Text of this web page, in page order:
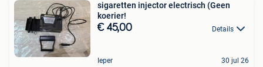
sigaretten injector electrisch (Geen
koerier!
€ 45,00 Details
Ieper 30 jul 26